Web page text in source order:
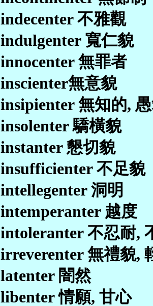
indecenter 不雅觀
indulgenter 寬仁貌
innocenter 無罪者
inscienter無意貌
insipienter 無知的,
insolenter 驕橫貌
instanter 懇切貌
insufficienter 不足貌
intellegenter 洞明
intemperanter 越度
intoleranter 不忍耐,
irreverenter 無禮貌,
latenter 闇然
libenter 情願, 甘心